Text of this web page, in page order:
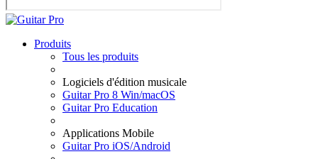
Produits
Tous les produits
Logiciels d'édition musicale
Guitar Pro 8 Win/macOS
Guitar Pro Education
Applications Mobile
Guitar Pro iOS/Android